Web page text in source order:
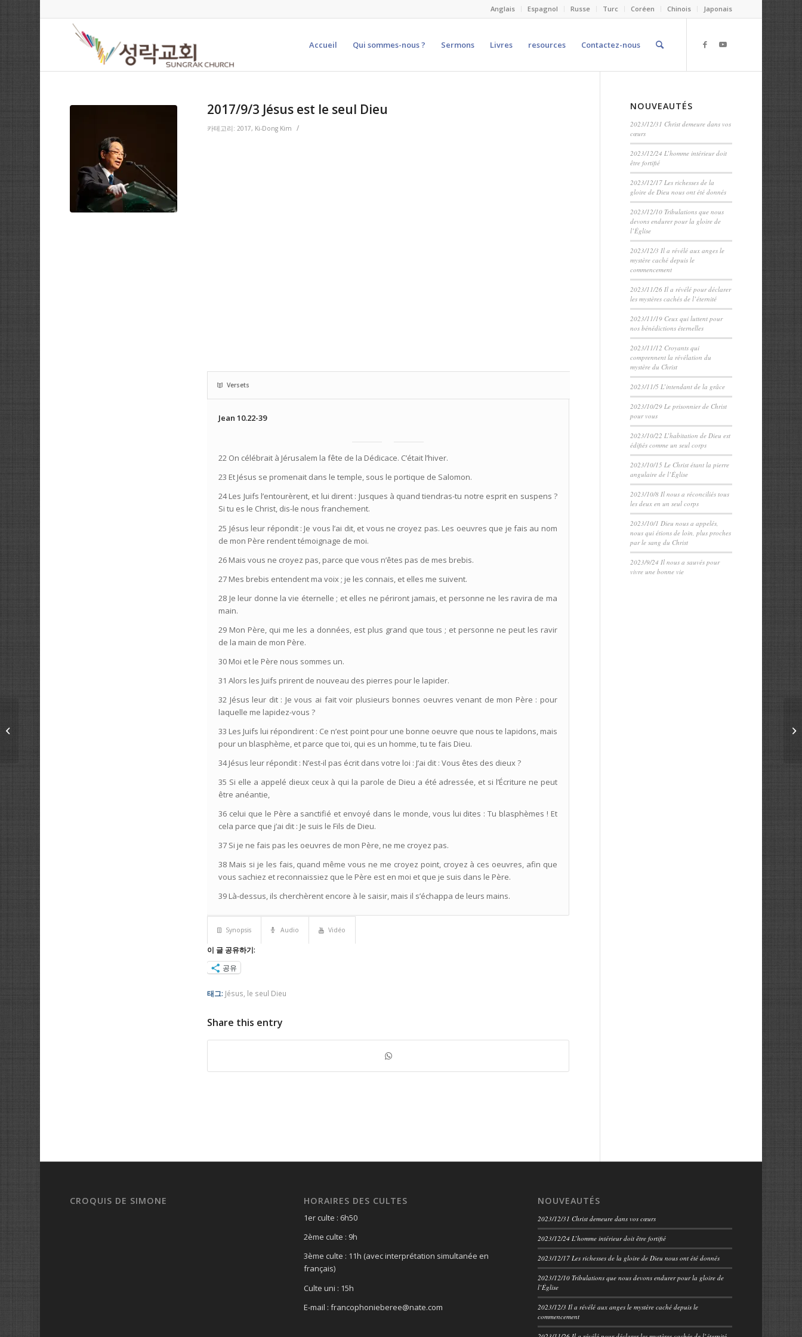
Anglais Espagnol Russe Turc Coréen Chinois Japonais
Accueil Qui sommes-nous ? Sermons Livres resources Contactez-nous
2017/9/3 Jésus est le seul Dieu
카테고리:2017, Ki-Dong Kim /
Versets
Jean 10.22-39
22 On célébrait à Jérusalem la fête de la Dédicace. C’était l’hiver.
23 Et Jésus se promenait dans le temple, sous le portique de Salomon.
24 Les Juifs l’entourèrent, et lui dirent : Jusques à quand tiendras-tu notre esprit en suspens ?
Si tu es le Christ, dis-le nous franchement.
25 Jésus leur répondit : Je vous l’ai dit, et vous ne croyez pas. Les oeuvres que je fais au nom
de mon Père rendent témoignage de moi.
26 Mais vous ne croyez pas, parce que vous n’êtes pas de mes brebis.
27 Mes brebis entendent ma voix ; je les connais, et elles me suivent.
28 Je leur donne la vie éternelle ; et elles ne périront jamais, et personne ne les ravira de ma
main.
29 Mon Père, qui me les a données, est plus grand que tous ; et personne ne peut les ravir
de la main de mon Père.
30 Moi et le Père nous sommes un.
31 Alors les Juifs prirent de nouveau des pierres pour le lapider.
32 Jésus leur dit : Je vous ai fait voir plusieurs bonnes oeuvres venant de mon Père : pour
laquelle me lapidez-vous ?
33 Les Juifs lui répondirent : Ce n’est point pour une bonne oeuvre que nous te lapidons, mais
pour un blasphème, et parce que toi, qui es un homme, tu te fais Dieu.
34 Jésus leur répondit : N’est-il pas écrit dans votre loi : J’ai dit : Vous êtes des dieux ?
35 Si elle a appelé dieux ceux à qui la parole de Dieu a été adressée, et si l’Écriture ne peut
être anéantie,
36 celui que le Père a sanctifié et envoyé dans le monde, vous lui dites : Tu blasphèmes ! Et
cela parce que j’ai dit : Je suis le Fils de Dieu.
37 Si je ne fais pas les oeuvres de mon Père, ne me croyez pas.
38 Mais si je les fais, quand même vous ne me croyez point, croyez à ces oeuvres, afin que
vous sachiez et reconnaissiez que le Père est en moi et que je suis dans le Père.
39 Là-dessus, ils cherchèrent encore à le saisir, mais il s’échappa de leurs mains.
Synopsis Audio Vidéo
이 글 공유하기:
공유
태그: Jésus, le seul Dieu
Share this entry
NOUVEAUTÉS
2023/12/31 Christ demeure dans vos
cœurs
2023/12/24 L’homme intérieur doit
être fortifié
2023/12/17 Les richesses de la
gloire de Dieu nous ont été donnés
2023/12/10 Tribulations que nous
devons endurer pour la gloire de
l’Église
2023/12/3 Il a révélé aux anges le
mystère caché depuis le
commencement
2023/11/26 Il a révélé pour déclarer
les mystères cachés de l’éternité
2023/11/19 Ceux qui luttent pour
nos bénédictions éternelles
2023/11/12 Croyants qui
comprennent la révélation du
mystère du Christ
2023/11/5 L’intendant de la grâce
2023/10/29 Le prisonnier de Christ
pour vous
2023/10/22 L’habitation de Dieu est
édifiés comme un seul corps
2023/10/15 Le Christ étant la pierre
angulaire de l’Église
2023/10/8 Il nous a réconciliés tous
les deux en un seul corps
2023/10/1 Dieu nous a appelés,
nous qui étions de loin, plus proches
par le sang du Christ
2023/9/24 Il nous a sauvés pour
vivre une bonne vie
CROQUIS DE SIMONE HORAIRES DES CULTES
1er culte : 6h50
2ème culte : 9h
3ème culte : 11h (avec interprétation simultanée en
français)
Culte uni : 15h
E-mail : francophonieberee@nate.com
NOUVEAUTÉS
2023/12/31 Christ demeure dans vos cœurs
2023/12/24 L’homme intérieur doit être fortifié
2023/12/17 Les richesses de la gloire de Dieu nous ont été donnés
2023/12/10 Tribulations que nous devons endurer pour la gloire de
l’Église
2023/12/3 Il a révélé aux anges le mystère caché depuis le
commencement